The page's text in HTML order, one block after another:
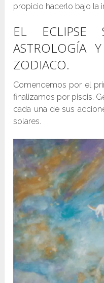
propicio hacerlo bajo la
EL
ASTROLOGÍA
ZODIACO.
Comencemos por el
finalizamos por piscis.
cada una de sus
solares.